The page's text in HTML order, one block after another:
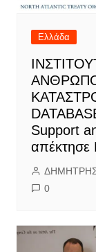
Ελλάδα
Support
απέκτησε
0